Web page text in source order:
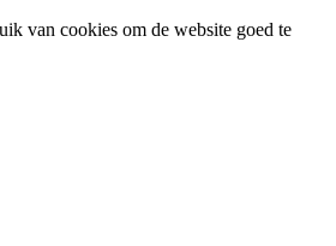
van cookies om de website goed te